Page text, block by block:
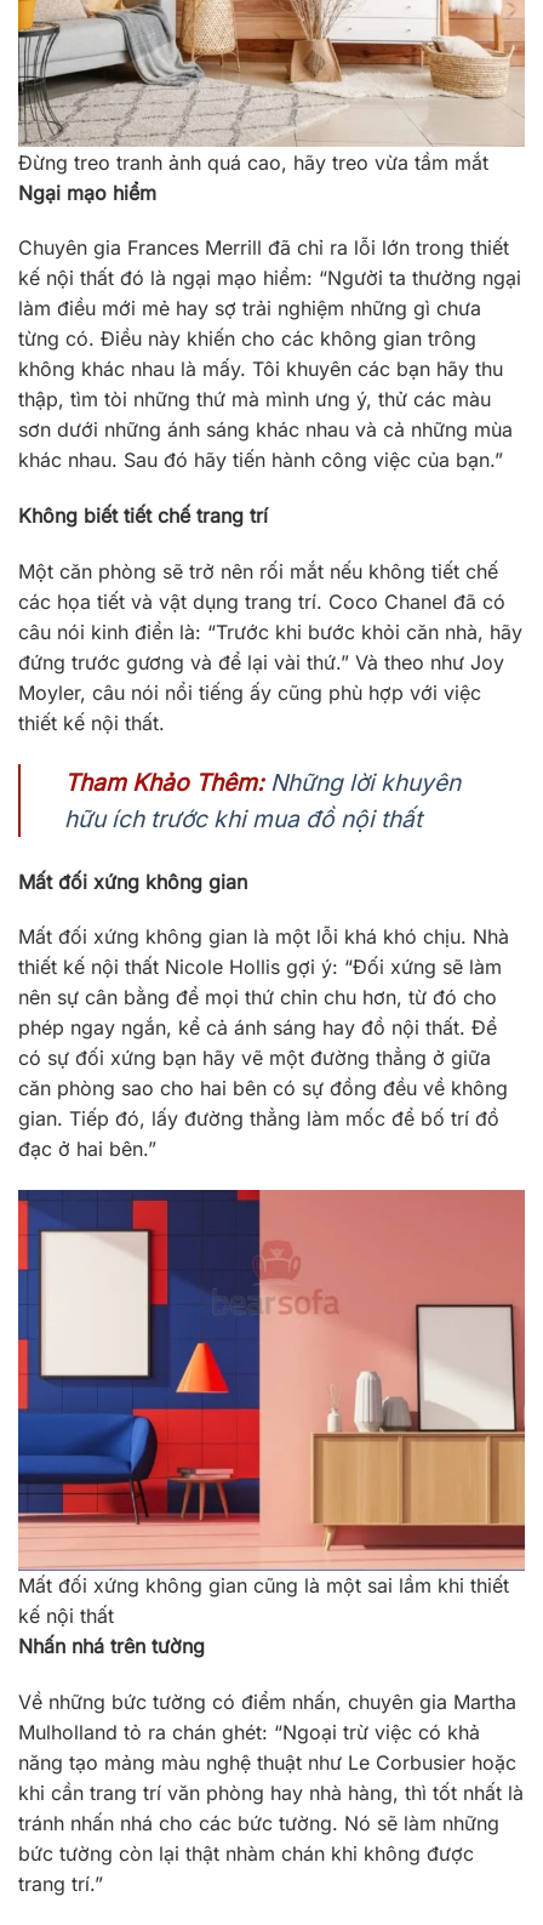
Đừng treo tranh ảnh quá cao, hãy treo vừa tầm mắt
Ngại mạo hiểm
Chuyên gia Frances Merrill đã chỉ ra lỗi lớn trong thiết
kế nội thất đó là ngại mạo hiểm: “Người ta thường ngại
làm điều mới mẻ hay sợ trải nghiệm những gì chưa
từng có. Điều này khiến cho các không gian trông
không khác nhau là mấy. Tôi khuyên các bạn hãy thu
thập, tìm tòi những thứ mà mình ưng ý, thử các màu
sơn dưới những ánh sáng khác nhau và cả những mùa
khác nhau. Sau đó hãy tiến hành công việc của bạn.”
Không biết tiết chế trang trí
Một căn phòng sẽ trở nên rối mắt nếu không tiết chế
các họa tiết và vật dụng trang trí. Coco Chanel đã có
câu nói kinh điển là: “Trước khi bước khỏi căn nhà, hãy
đứng trước gương và để lại vài thứ.” Và theo như Joy
Moyler, câu nói nổi tiếng ấy cũng phù hợp với việc
thiết kế nội thất.
Tham Khảo Thêm: Những lời khuyên
hữu ích trước khi mua đồ nội thất
Mất đối xứng không gian
Mất đối xứng không gian là một lỗi khá khó chịu. Nhà
thiết kế nội thất Nicole Hollis gợi ý: “Đối xứng sẽ làm
nên sự cân bằng để mọi thứ chỉn chu hơn, từ đó cho
phép ngay ngắn, kể cả ánh sáng hay đồ nội thất. Để
có sự đối xứng bạn hãy vẽ một đường thẳng ở giữa
căn phòng sao cho hai bên có sự đồng đều về không
gian. Tiếp đó, lấy đường thẳng làm mốc để bố trí đồ
đạc ở hai bên.”
Mất đối xứng không gian cũng là một sai lầm khi thiết
kế nội thất
Nhấn nhá trên tường
Về những bức tường có điểm nhấn, chuyên gia Martha
Mulholland tỏ ra chán ghét: “Ngoại trừ việc có khả
năng tạo mảng màu nghệ thuật như Le Corbusier hoặc
khi cần trang trí văn phòng hay nhà hàng, thì tốt nhất là
tránh nhấn nhá cho các bức tường. Nó sẽ làm những
bức tường còn lại thật nhàm chán khi không được
trang trí.”